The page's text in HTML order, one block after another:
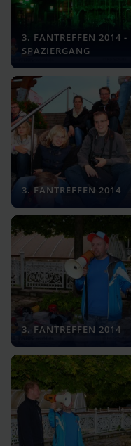
3. FANTREFFEN 2014 -
SPAZIERGANG
3. FANTREFFEN 2014
3. FANTREFFEN 2014